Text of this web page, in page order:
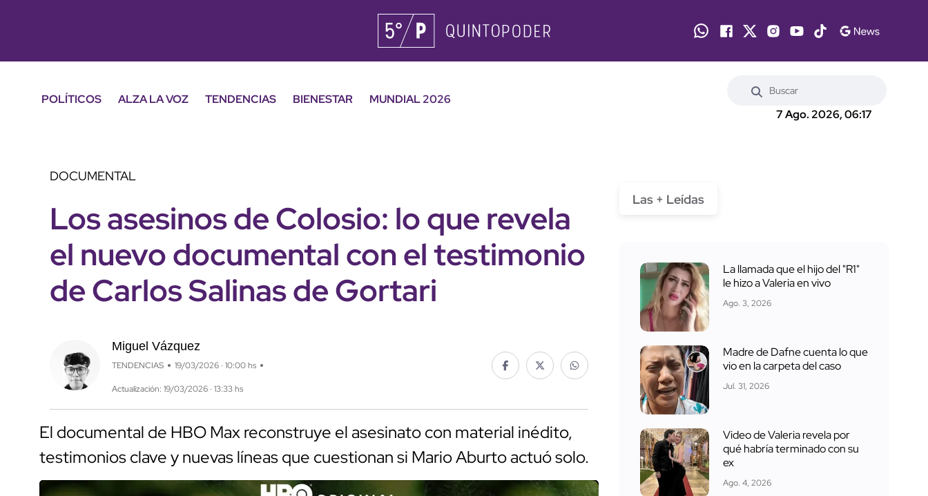
POLÍTICOS ALZA LA VOZ TENDENCIAS BIENESTAR
MUNDIAL 2026
7 Ago. 2026, 06:17
DOCUMENTAL
Los asesinos de Colosio: lo que revela
el nuevo documental con el testimonio
de Carlos Salinas de Gortari
Miguel Vázquez
TENDENCIAS 19/03/2026 · 10:00 hs
Actualización: 19/03/2026 · 13:33 hs
El documental de HBO Max reconstruye el asesinato con material inédito,
testimonios clave y nuevas líneas que cuestionan si Mario Aburto actuó solo.
Las + Leídas
La llamada que el hijo del "R1"
le hizo a Valeria en vivo
Ago. 3, 2026
Madre de Dafne cuenta lo que
vio en la carpeta del caso
Jul. 31, 2026
Video de Valeria revela por
qué habría terminado con su
ex
Ago. 4, 2026